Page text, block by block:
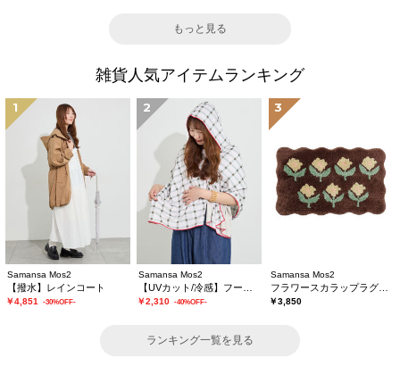
もっと見る
雑貨人気アイテムランキング
1
Samansa Mos2
【撥水】レインコート
￥4,851 -30%OFF-
2
Samansa Mos2
￥2,310 -40%OFF-
3
Samansa Mos2
フラワースカラップラグマット
￥3,850
ランキング一覧を見る